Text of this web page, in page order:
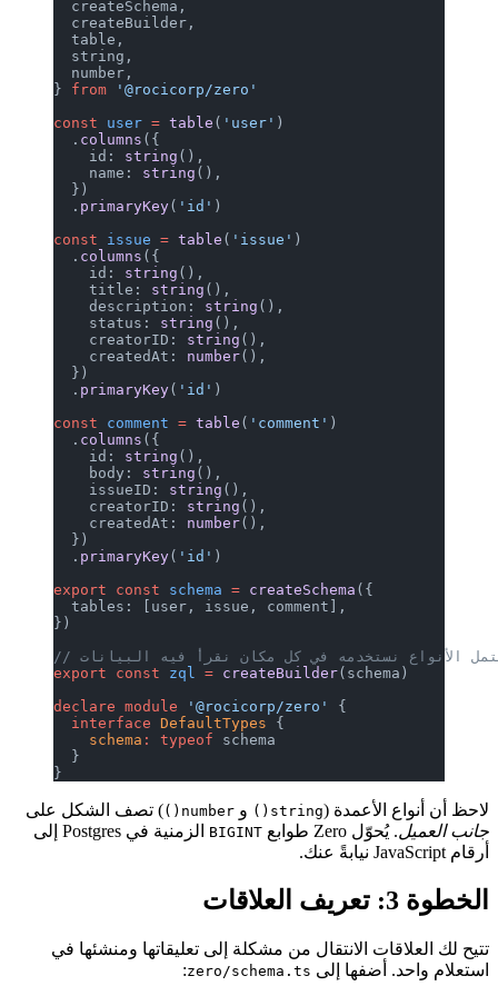
  createSchema,
  createBuilder,
  table,
  string,
  number,
} from
'@rocicorp/zero'
const user = table ( 'user'
  .
columns ({
    id:
string (),
    name:
string (),
  })
  .
primaryKey ( 'id'
const issue = table ( 'issue'
  .
columns ({
    id:
string (),
    title:
string (),
    description:
string (),
    status:
string (),
    creatorID:
string (),
    createdAt:
number (),
  })
  .
primaryKey ( 'id'
const comment = table ( 'comment'
  .
columns ({
    id:
string (),
    body:
string (),
    issueID:
string (),
    creatorID:
string (),
    createdAt:
number (),
  })
  .
primaryKey ( 'id'
export const schema = createSchema ({
  tables: [user, issue, comment],
})
export const zql = createBuilder (schema)
declare module '@rocicorp/zero' {
  interface
DefaultTypes {
    schema
typeof schema
  }
لاحظ أن أنواع الأعمدة ( string() وnumber()
) تصف الشكل على
جانب العميل . يُحوّل Zero طوابع BIGINT
الزمنية في Postgres إلى
أرقام JavaScript نيابةً عنك.
الخطوة 3: تعريف العلاقات
تتيح لك العلاقات الانتقال من مشكلة إلى تعليقاتها ومنشئها في
استعلام واحد. أضفها إلى zero/schema.ts
: